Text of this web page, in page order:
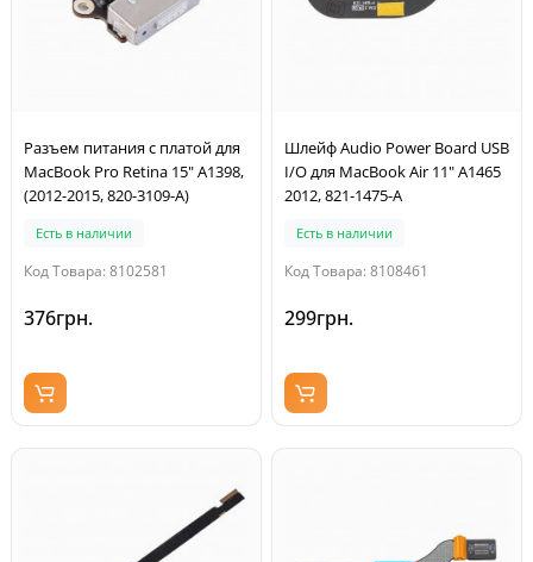
Разъем питания с платой для
MacBook Pro Retina 15" A1398,
(2012-2015, 820-3109-A)
Есть в наличии
Код Товара: 8102581
376грн.
Шлейф Audio Power Board USB
I/O для MacBook Air 11" A1465
2012, 821-1475-A
Есть в наличии
Код Товара: 8108461
299грн.